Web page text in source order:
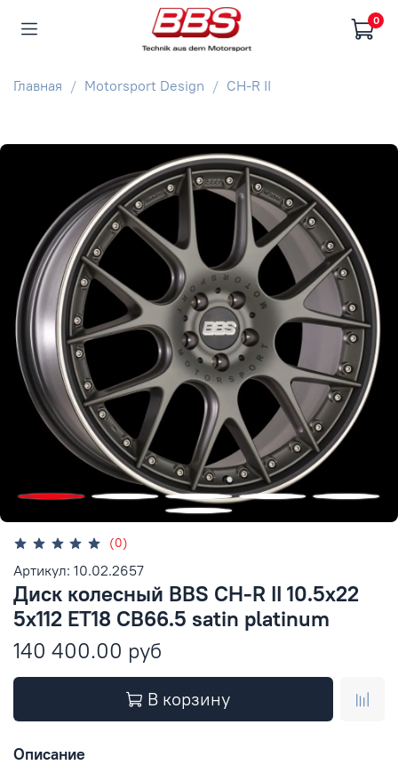
0
Главная Motorsport Design CH-R II
(0)
Артикул: 10.02.2657
Диск колесный BBS CH-R II 10.5x22
5x112 ET18 CB66.5 satin platinum
140 400.00 руб
В корзину
Описание